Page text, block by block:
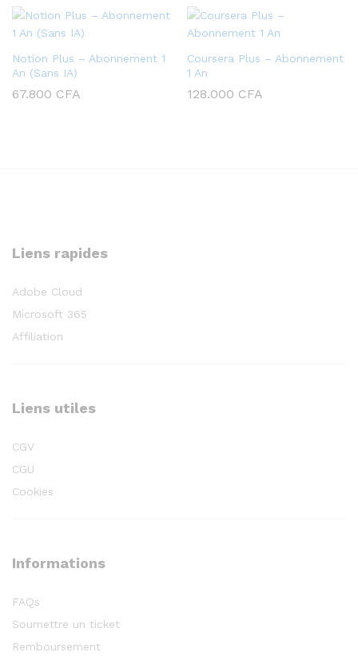
Notion Plus – Abonnement 1
An (Sans IA)
67.800 CFA
Coursera Plus – Abonnement
1 An
128.000 CFA
Liens rapides
Adobe Cloud
Microsoft 365
Affiliation
Liens utiles
CGV
CGU
Cookies
Informations
FAQs
Soumettre un ticket
Remboursement